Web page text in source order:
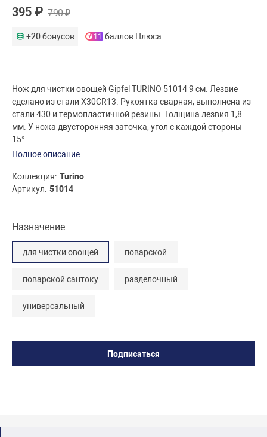
395 ₽ 790 ₽
+20бонусов 11 баллов Плюса
Нож для чистки овощей Gipfel TURINO 51014 9 см. Лезвие
сделано из стали X30CR13. Рукоятка сварная, выполнена из
стали 430 и термопластичной резины. Толщина лезвия 1,8
мм. У ножа двусторонняя заточка, угол с каждой стороны
15°.
Полное описание
Коллекция Turino
Артикул 51014
Назначение
для чистки овощей поварской
поварской сантоку разделочный
универсальный
Подписаться